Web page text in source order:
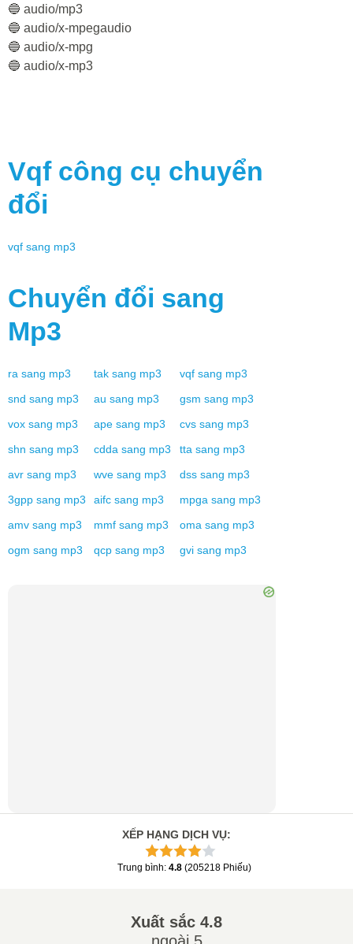
🔵 audio/mp3
🔵 audio/x-mpegaudio
🔵 audio/x-mpg
🔵 audio/x-mp3
Vqf công cụ chuyển
đổi
vqf sang mp3
Chuyển đổi sang
Mp3
ra sang mp3 tak sang mp3 vqf sang mp3
snd sang mp3 au sang mp3 gsm sang mp3
vox sang mp3 ape sang mp3 cvs sang mp3
shn sang mp3 cdda sang mp3 tta sang mp3
avr sang mp3 wve sang mp3 dss sang mp3
3gpp sang mp3 aifc sang mp3 mpga sang mp3
amv sang mp3 mmf sang mp3 oma sang mp3
ogm sang mp3 qcp sang mp3 gvi sang mp3
XẾP HẠNG DỊCH VỤ:
Trung bình: 4.8 (205218 Phiếu)
Xuất sắc 4.8